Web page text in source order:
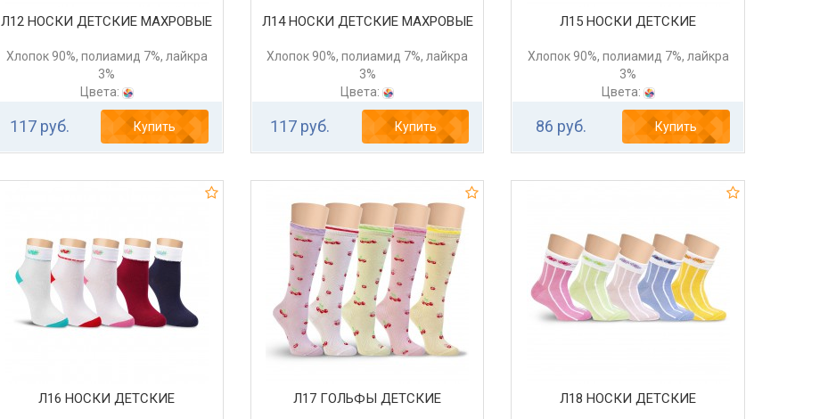
Л12 НОСКИ ДЕТСКИЕ МАХРОВЫЕ
Хлопок 90%, полиамид 7%, лайкра
3%
Цвета:
117 руб. Купить
Л14 НОСКИ ДЕТСКИЕ МАХРОВЫЕ
Хлопок 90%, полиамид 7%, лайкра
3%
Цвета:
117 руб. Купить
Л15 НОСКИ ДЕТСКИЕ
Хлопок 90%, полиамид 7%, лайкра
3%
Цвета:
86 руб. Купить
Л16 НОСКИ ДЕТСКИЕ Л17 ГОЛЬФЫ ДЕТСКИЕ Л18 НОСКИ ДЕТСКИЕ